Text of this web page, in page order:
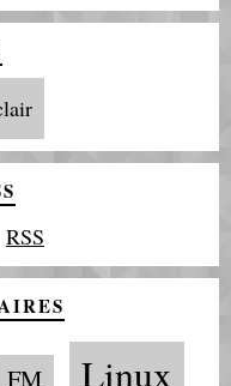
RSS
FM Linux